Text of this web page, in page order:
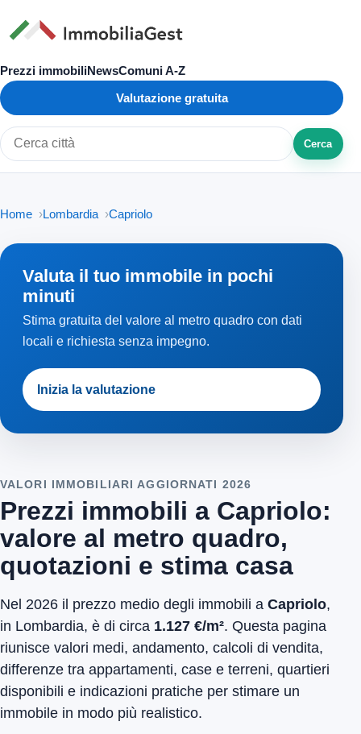
Prezzi immobiliNewsComuni A-Z
Valutazione gratuita
Cerca città o zona
Cerca
Home Lombardia Capriolo
Valuta il tuo immobile in pochi
minuti
Stima gratuita del valore al metro quadro con dati
locali e richiesta senza impegno.
Inizia la valutazione
VALORI IMMOBILIARI AGGIORNATI 2026
Prezzi immobili a Capriolo:
valore al metro quadro,
quotazioni e stima casa
Nel 2026 il prezzo medio degli immobili a Capriolo,
in Lombardia, è di circa 1.127 €/m². Questa pagina
riunisce valori medi, andamento, calcoli di vendita,
differenze tra appartamenti, case e terreni, quartieri
disponibili e indicazioni pratiche per stimare un
immobile in modo più realistico.